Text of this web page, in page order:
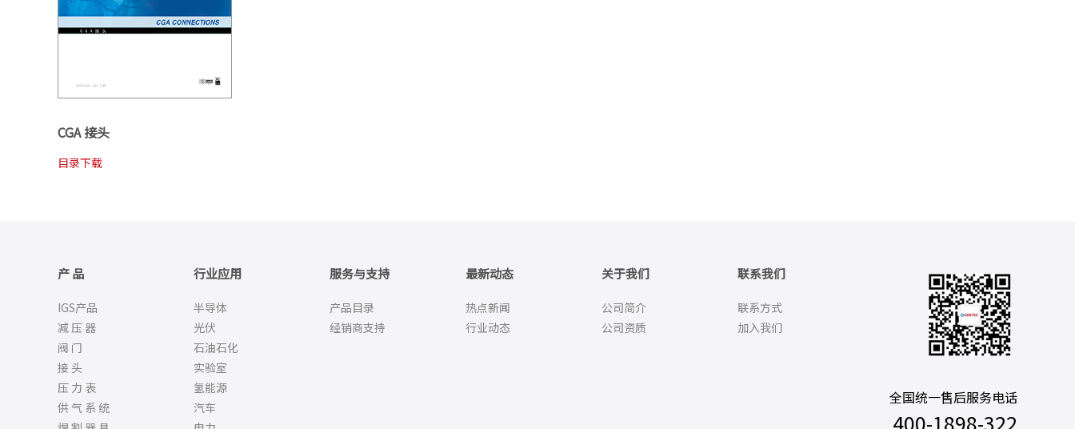
CGA 接头
目录下载
产 品
IGS产品
减 压 器
阀 门
接 头
压 力 表
供 气 系 统
行业应用
半导体
光伏
石油石化
实验室
氢能源
汽车
服务与支持
产品目录
经销商支持
最新动态
热点新闻
行业动态
关于我们
公司简介
公司资质
联系我们
联系方式
加入我们
全国统一售后服务电话
400-1898-322